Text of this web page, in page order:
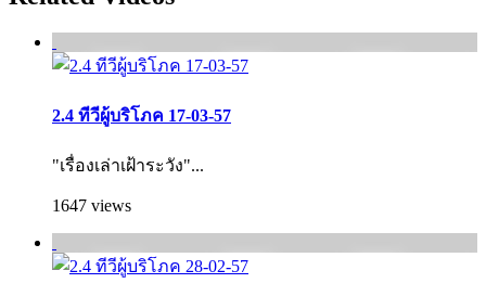
2.4 ทีวีผู้บริโภค 17-03-57
"เรื่องเล่าเฝ้าระวัง"...
1647 views